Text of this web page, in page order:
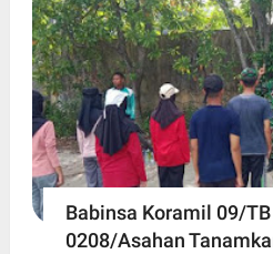
Babinsa Koramil 09/
0208/Asahan